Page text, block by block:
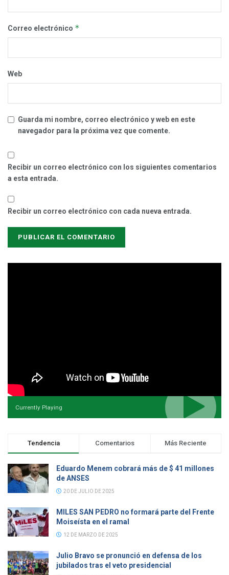
Correo electrónico *
Web
Guarda mi nombre, correo electrónico y web en este
navegador para la próxima vez que comente.
Recibir un correo electrónico con los siguientes comentarios
a esta entrada.
Recibir un correo electrónico con cada nueva entrada.
Currently Playing
Tendencia Comentarios Más Reciente
Eduardo Menem cobrará más de $ 41 millones
de ANSES
20 DE JULIO DE 2025
MILES SAN PEDRO no formará parte del Frente
Moiseísta en el ramal
12 DE MARZO DE 2025
Julio Bravo se pronunció en defensa de los
jubilados tras el veto presidencial